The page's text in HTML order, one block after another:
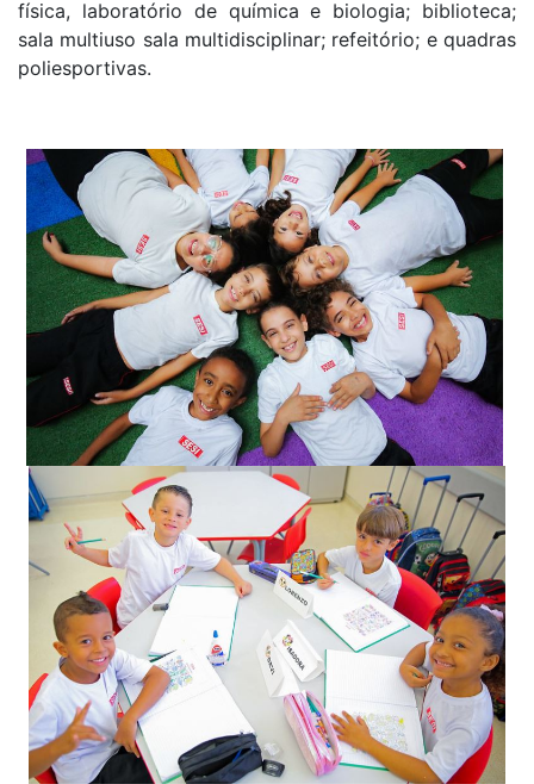
física, laboratório de química e biologia; biblioteca;
sala multiuso sala multidisciplinar; refeitório; e quadras
poliesportivas.